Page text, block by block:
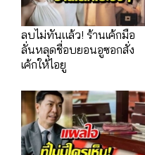
ลบไม่ทันแล้ว! ร้านเค้กมือ
ลั่นหลุดชื่อบยอนอูซอกสั่ง
เค้กให้ไอยู